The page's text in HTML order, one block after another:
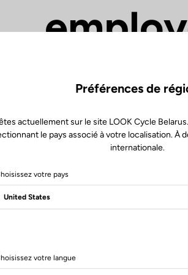
Préférences de
actuellement sur le site LOOK Cycle
le pays associé à votre localisation. À
internationale.
votre pays
votre langue